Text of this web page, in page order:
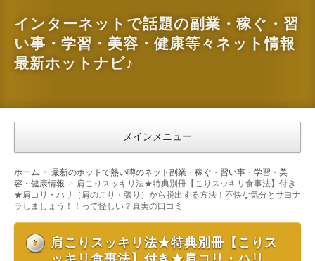
インターネットで話題の副業・稼ぐ・習
い事・学習・美容・健康等々ネット情報
最新ホットナビ♪
メインメニュー
ホーム
最新のホットで熱い噂のネット副業・稼ぐ・習い事・学習・美
容・健康情報
肩こりスッキリ法★特典別冊【こりスッキリ食事法】付き
★肩コリ・ハリ（肩のこり・張り）から脱出する方法！不快な気分とサヨナ
ラしましょう！！って怪しい？真実の口コミ
肩こりスッキリ法★特典別冊【こりス